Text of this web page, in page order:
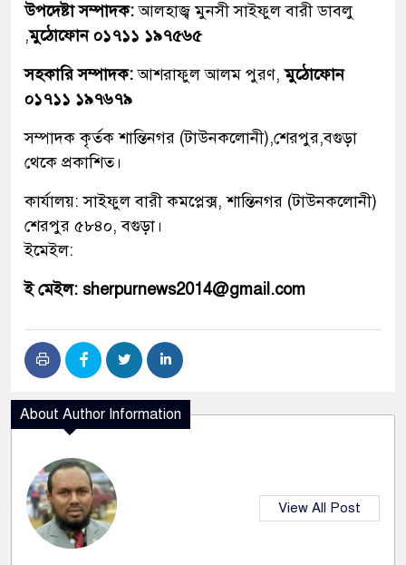
উপদেষ্টা সম্পাদক:আলহাজ্ব মুনসী সাইফুল বারী ডাবলু
,মুঠোফোন ০১৭১১ ১৯৭৫৬৫
সহকারি সম্পাদক:আশরাফুল আলম পুরণ,মুঠোফোন
০১৭১১ ১৯৭৬৭৯
সম্পাদক কৃর্তক শান্তিনগর (টাউনকলোনী),শেরপুর,বগুড়া
থেকে প্রকাশিত।
কার্যালয়: সাইফুল বারী কমপ্লেক্স, শান্তিনগর (টাউনকলোনী)
শেরপুর ৫৮৪০, বগুড়া।
ইমেইল:
ই মেইল: sherpurnews2014@gmail.com
About Author Information
View All Post